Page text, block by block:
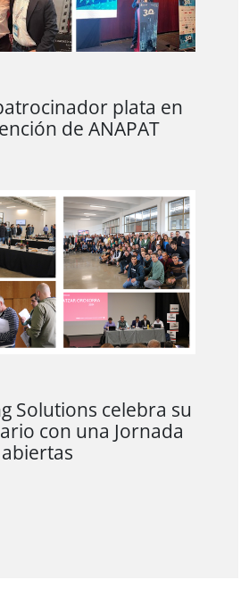
patrocinador plata en
de ANAPAT
Solutions celebra su
con una Jornada